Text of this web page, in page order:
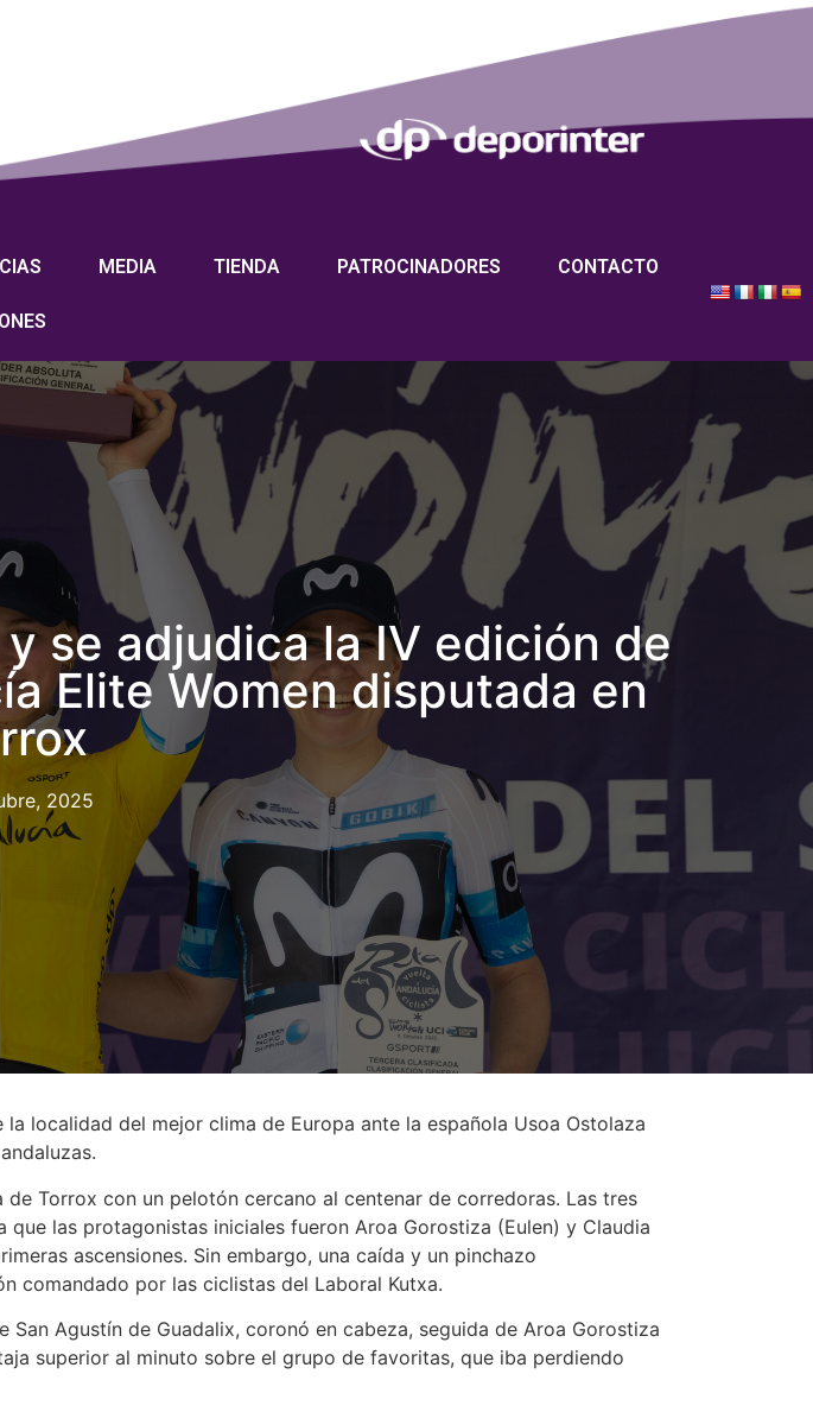
MEDIA TIENDA PATROCINADORES CONTACTO
se adjudica la IV edición de
Elite Women disputada en
2025
localidad del mejor clima de Europa ante la española Usoa Ostolaza
Torrox con un pelotón cercano al centenar de corredoras. Las tres
las protagonistas iniciales fueron Aroa Gorostiza (Eulen) y Claudia
ascensiones. Sin embargo, una caída y un pinchazo
comandado por las ciclistas del Laboral Kutxa.
Agustín de Guadalix, coronó en cabeza, seguida de Aroa Gorostiza
superior al minuto sobre el grupo de favoritas, que iba perdiendo